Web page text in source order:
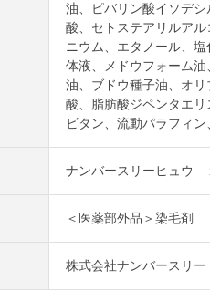
油、ピバリン酸イソデ
酸、セトステアリルア
ニウム、エタノール、
体液、メドウフォーム
油、ブドウ種子油、オ
酸、脂肪酸ジペンタエ
ビタン、流動パラフィ
ナンバースリーヒュウ
＜医薬部外品＞染毛剤
株式会社ナンバースリー